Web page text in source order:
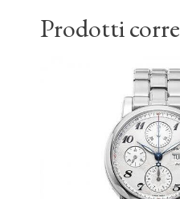
Prodotti